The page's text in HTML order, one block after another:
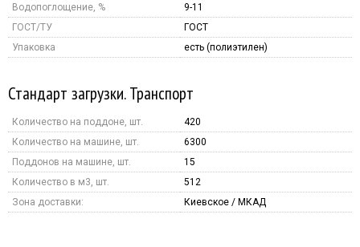
Водопоглощение, %
9-11
ГОСТ/ТУ
ГОСТ
Упаковка
есть (полиэтилен)
Стандарт загрузки. Транспорт
Количество на поддоне, шт.
420
Количество на машине, шт.
6300
Поддонов на машине, шт.
15
Количество в м3, шт.
512
Зона доставки:
Киевское / МКАД